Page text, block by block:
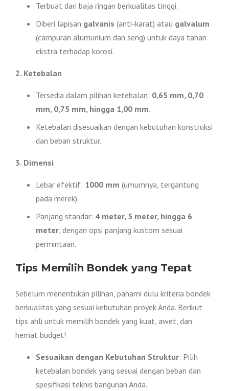
Terbuat dari baja ringan berkualitas tinggi.
Diberi lapisan galvanis (anti-karat) atau galvalum
(campuran alumunium dan seng) untuk daya tahan
ekstra terhadap korosi.
2. Ketebalan
Tersedia dalam pilihan ketebalan: 0,65 mm, 0,70
mm, 0,75 mm, hingga 1,00 mm.
Ketebalan disesuaikan dengan kebutuhan konstruksi
dan beban struktur.
3. Dimensi
Lebar efektif: 1000 mm (umumnya, tergantung
pada merek).
Panjang standar: 4 meter, 5 meter, hingga 6
meter, dengan opsi panjang kustom sesuai
permintaan.
Tips Memilih Bondek yang Tepat
Sebelum menentukan pilihan, pahami dulu kriteria bondek
berkualitas yang sesuai kebutuhan proyek Anda. Berikut
tips ahli untuk memilih bondek yang kuat, awet, dan
hemat budget!
Sesuaikan dengan Kebutuhan Struktur: Pilih
ketebalan bondek yang sesuai dengan beban dan
spesifikasi teknis bangunan Anda.